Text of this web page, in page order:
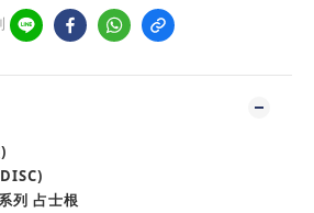
列 占士根